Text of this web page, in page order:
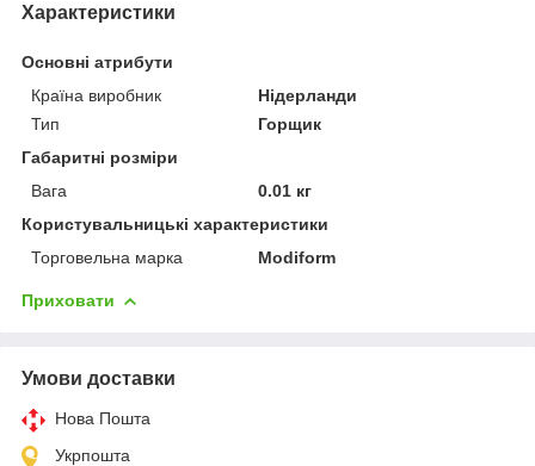
Характеристики
Основні атрибути
Країна виробник
Нідерланди
Тип
Горщик
Габаритні розміри
Вага
0.01 кг
Користувальницькі характеристики
Торговельна марка
Modiform
Приховати
Умови доставки
Нова Пошта
Укрпошта